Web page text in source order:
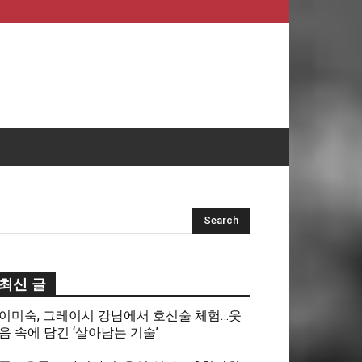
신 글
미숙, 그레이시 강남에서 호신술 체험…웃
속에 담긴 ‘살아남는 기술’